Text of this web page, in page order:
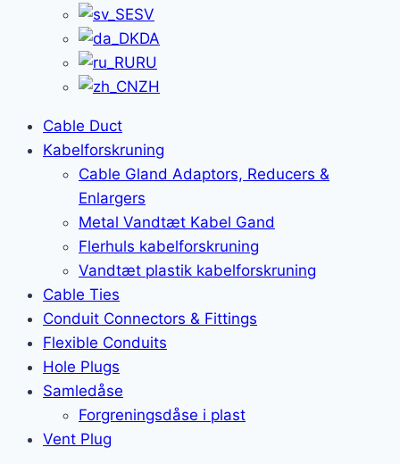
SV
DA
RU
ZH
Cable Duct
Kabelforskruning
Cable Gland Adaptors, Reducers &
Enlargers
Metal Vandtæt Kabel Gand
Flerhuls kabelforskruning
Vandtæt plastik kabelforskruning
Cable Ties
Conduit Connectors & Fittings
Flexible Conduits
Hole Plugs
Samledåse
Forgreningsdåse i plast
Vent Plug